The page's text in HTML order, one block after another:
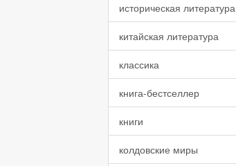
историческая литература
китайская литература
классика
книга-бестселлер
книги
колдовские миры